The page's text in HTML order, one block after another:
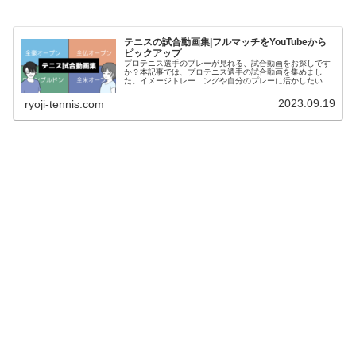
テニスの試合動画集|フルマッチをYouTubeから
ピックアップ
プロテニス選手のプレーが見れる、試合動画をお探しです
か？本記事では、プロテニス選手の試合動画を集めまし
た。イメージトレーニングや自分のプレーに活かしたい方
ryoji-tennis.com 2023.09.19